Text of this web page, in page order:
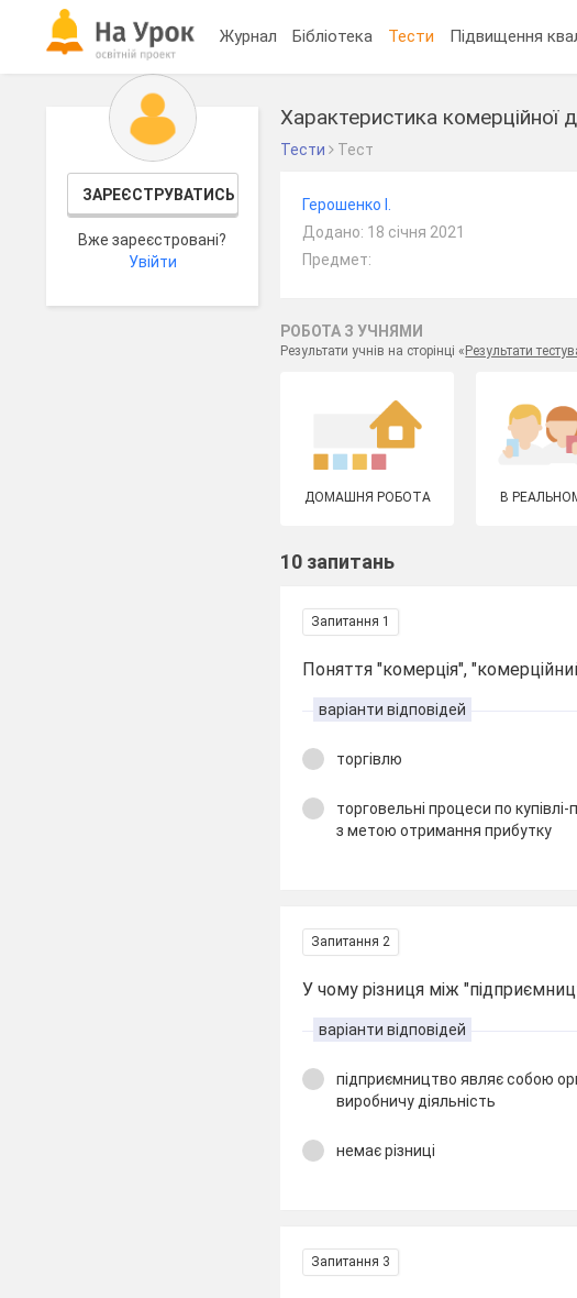
Журнал Бібліотека Тести Підвищення
ЗАРЕЄСТРУВАТИСЬ
Вже зареєстровані?
Увійти
Характеристика комерційної
Тести Тест
Герошенко І.
Додано: 18 січня 2021
Предмет:
РОБОТА З УЧНЯМИ
Результати учнів на сторінці « Результати
ДОМАШНЯ РОБОТА В
10 запитань
Запитання 1
Поняття "комерція",
варіанти відповідей
торгівлю
торговельні процеси по
з метою отримання прибутку
Запитання 2
У чому різниця між
варіанти відповідей
підприємництво являє собою
виробничу діяльність
немає різниці
Запитання 3